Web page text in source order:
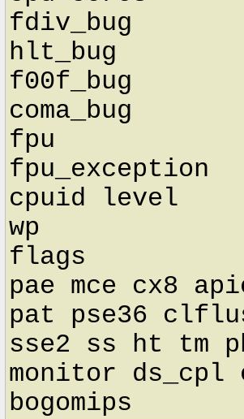
fdiv_bug
hlt_bug :
f00f_bug
coma_bug
fpu :
cpuid level
wp :
flags : fpu
pae mce cx8
pat pse36
sse2 ss ht tm
monitor
bogomips :